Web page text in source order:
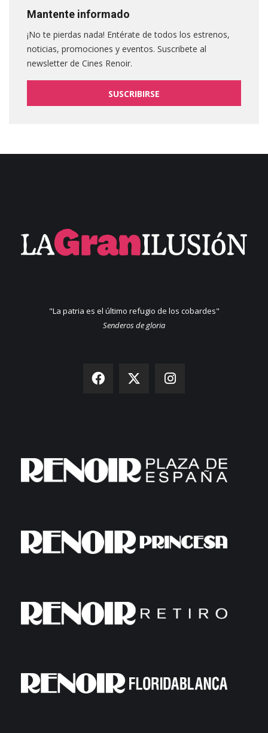
Mantente informado
¡No te pierdas nada! Entérate de todos los estrenos,
noticias, promociones y eventos. Suscribete al
newsletter de Cines Renoir.
SUSCRIBIRSE
"La patria es el último refugio de los cobardes"
Senderos de gloria